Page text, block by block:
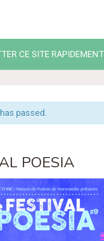
CE SITE RAPIDEMENT
passed.
POESIA